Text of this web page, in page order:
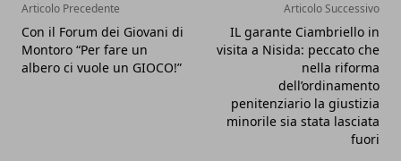
Articolo Precedente
Con il Forum dei Giovani di
Montoro “Per fare un
albero ci vuole un GIOCO!”
Articolo Successivo
IL garante Ciambriello in
visita a Nisida: peccato che
nella riforma
dell’ordinamento
penitenziario la giustizia
minorile sia stata lasciata
fuori